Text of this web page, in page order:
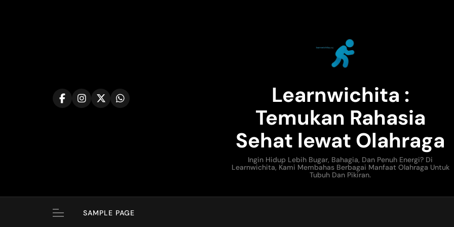
Learnwichita :
Temukan Rahasia
Sehat lewat Olahraga
Ingin Hidup Lebih Bugar, Bahagia, Dan Penuh Energi? Di
Learnwichita, Kami Membahas Berbagai Manfaat Olahraga Untuk
Tubuh Dan Pikiran.
SAMPLE PAGE